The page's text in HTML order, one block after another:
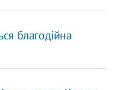
благодійна